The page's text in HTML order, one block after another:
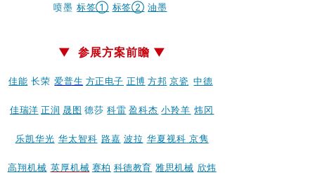
喷墨 标签① 标签② 油墨
▼ 参展方案前瞻 ▼
佳能 长荣 爱普生 方正电子 正博 方邦 京瓷 中德
佳瑞洋 正润 晟图 德莎 科雷 盈科杰 小羚羊 炜冈
乐凯华光 华太智科 路嘉 波拉 华夏视科 京隽
高翔机械 英厚机械 赛柏 科德教育 雅思机械 欣炜